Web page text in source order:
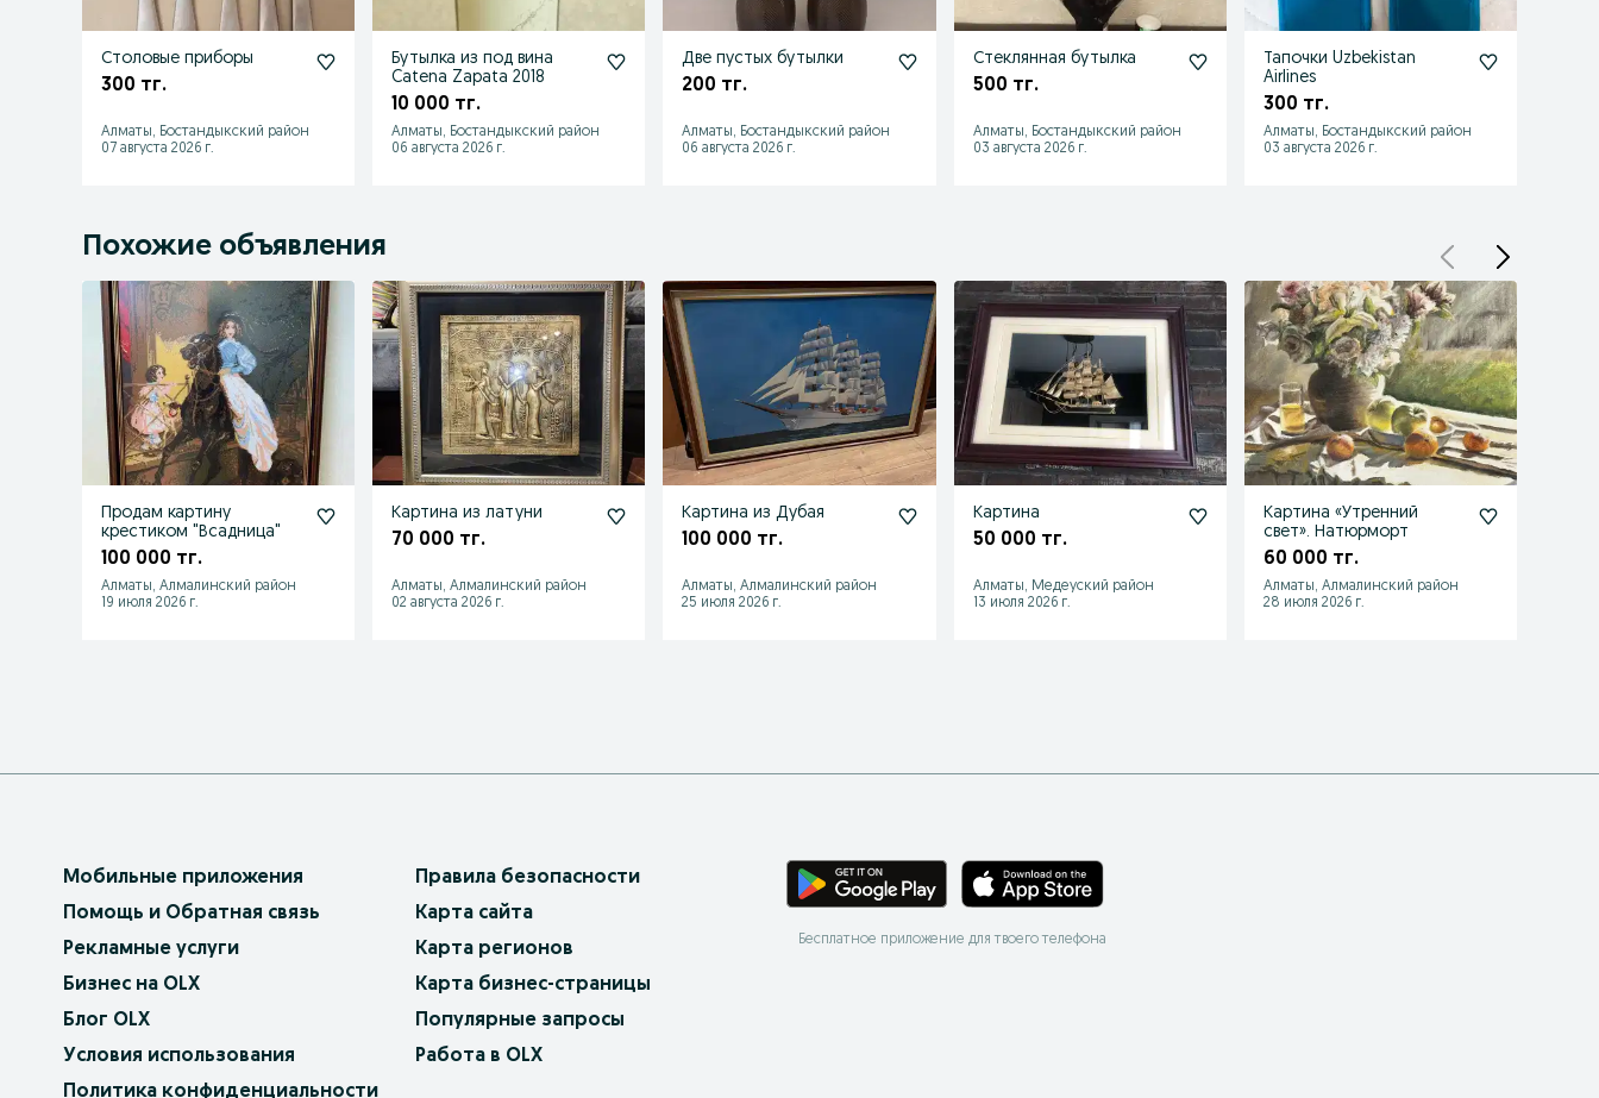
Столовые приборы
300 тг.
Алматы, Бостандыкский район
07 августа 2026 г.
Бутылка из под вина
Catena Zapata 2018
10 000 тг.
Алматы, Бостандыкский район
06 августа 2026 г.
Две пустых бутылки
200 тг.
Алматы, Бостандыкский район
06 августа 2026 г.
Стеклянная бутылка
500 тг.
Алматы, Бостандыкский район
03 августа 2026 г.
Тапочки Uzbekistan
Airlines
300 тг.
Алматы, Бостандыкский район
03 августа 2026 г.
Похожие объявления
Продам картину
крестиком "Всадница"
100 000 тг.
Алматы, Алмалинский район
19 июля 2026 г.
Картина из латуни
70 000 тг.
Алматы, Алмалинский район
02 августа 2026 г.
Картина из Дубая
100 000 тг.
Алматы, Алмалинский район
25 июля 2026 г.
Картина
50 000 тг.
Алматы, Медеуский район
13 июля 2026 г.
Картина «Утренний
свет». Натюрморт
60 000 тг.
Алматы, Алмалинский район
28 июля 2026 г.
Мобильные приложения
Помощь и Обратная связь
Рекламные услуги
Бизнес на OLX
Блог OLX
Условия использования
Политика конфиденциальности
Правила безопасности
Карта сайта
Карта регионов
Карта бизнес-страницы
Популярные запросы
Работа в OLX
Бесплатное приложение для твоего телефона